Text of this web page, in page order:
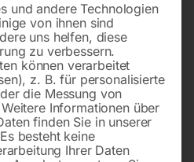
und andere Technologien
von ihnen sind
uns helfen, diese
zu verbessern.
können verarbeitet
z. B. für personalisierte
die Messung von
Weitere Informationen über
finden Sie in unserer
Es besteht keine
Ihrer Daten